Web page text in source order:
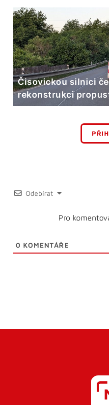
Čisovickou silnici
rekonstrukci
Odebírat
Pro
0 KOMENTÁŘE